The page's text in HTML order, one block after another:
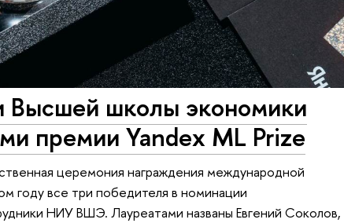
Высшей школы экономики
премии Yandex ML Prize
церемония награждения международной
году все три победителя в номинации
НИУ ВШЭ. Лауреатами названы Евгений Соколов,